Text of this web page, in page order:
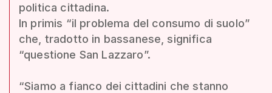
politica cittadina.
In primis “il problema del consumo di suolo”
che, tradotto in bassanese, significa
“questione San Lazzaro”.
“Siamo a fianco dei cittadini che stanno